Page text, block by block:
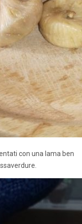
con una lama ben